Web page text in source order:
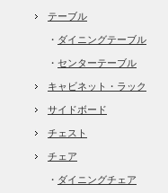
テーブル
・ ダイニングテーブル
・ センターテーブル
キャビネット・ラック
サイドボード
チェスト
チェア
・ ダイニングチェア